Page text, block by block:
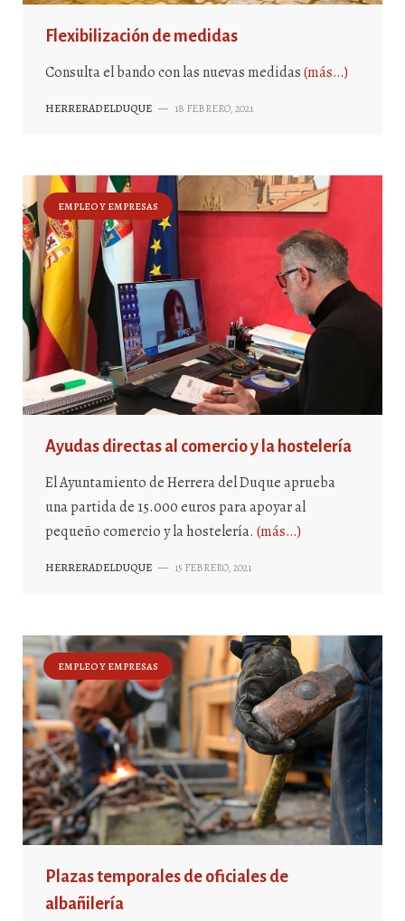
Flexibilización de medidas
Consulta el bando con las nuevas medidas(más…)
HERRERADELDUQUE — 18 FEBRERO, 2021
EMPLEO Y EMPRESAS
Ayudas directas al comercio y la hostelería
El Ayuntamiento de Herrera del Duque aprueba
una partida de 15.000 euros para apoyar al
pequeño comercio y la hostelería. (más…)
HERRERADELDUQUE — 15 FEBRERO, 2021
EMPLEO Y EMPRESAS
Plazas temporales de oficiales de
albañilería